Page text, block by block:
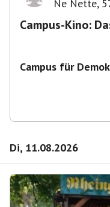
Ne Nette,
Campus-Kino:
Campus für
Di, 11.08.2026